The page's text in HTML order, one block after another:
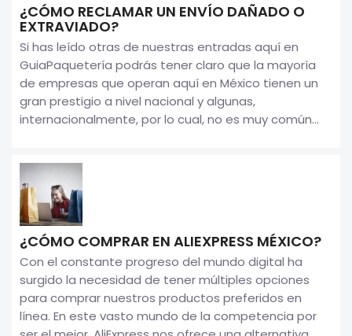
¿CÓMO RECLAMAR UN ENVÍO DAÑADO O
EXTRAVIADO?
Si has leído otras de nuestras entradas aquí en
GuiaPaquetería podrás tener claro que la mayoría
de empresas que operan aquí en México tienen un
gran prestigio a nivel nacional y algunas,
internacionalmente, por lo cual, no es muy común...
¿CÓMO COMPRAR EN ALIEXPRESS MÉXICO?
Con el constante progreso del mundo digital ha
surgido la necesidad de tener múltiples opciones
para comprar nuestros productos preferidos en
línea. En este vasto mundo de la competencia por